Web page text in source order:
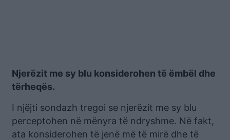
Njerëzit me sy blu konsiderohen të ëmbël dhe
tërheqës.
I njëjti sondazh tregoi se njerëzit me sy blu
perceptohen në mënyra të ndryshme. Në fakt,
ata konsiderohen të jenë më të mirë dhe të